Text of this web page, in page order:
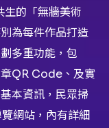
的「無牆美術
為每件作品打造
多重功能，包
QR Code、及實
本資訊，民眾掃
網站，內有詳細